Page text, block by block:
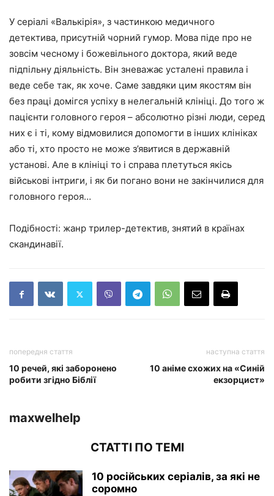
У серіалі «Валькірія», з частинкою медичного
детектива, присутній чорний гумор. Мова піде про не
зовсім чесному і божевільного доктора, який веде
підпільну діяльність. Він зневажає усталені правила і
веде себе так, як хоче. Саме завдяки цим якостям він
без праці домігся успіху в нелегальній клініці. До того ж
пацієнти головного героя – абсолютно різні люди, серед
них є і ті, кому відмовилися допомогти в інших клініках
або ті, хто просто не може з’явитися в державній
установі. Але в клініці то і справа плетуться якісь
військові інтриги, і як би погано вони не закінчилися для
головного героя…
Подібності: жанр трилер-детектив, знятий в країнах
скандинавії.
попередня стаття
10 речей, які заборонено
робити згідно Біблії
наступна стаття
10 аніме схожих на «Синій
екзорцист»
maxwelhelp
СТАТТІ ПО ТЕМІ
10 російських серіалів, за які не
соромно